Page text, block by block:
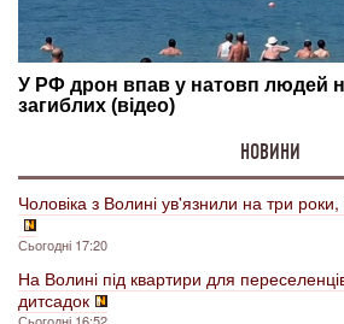
НОВИНИ
Чоловіка з Волині ув'язнили на три
Сьогодні 17:20
На Волині під квартири для
дитсадок